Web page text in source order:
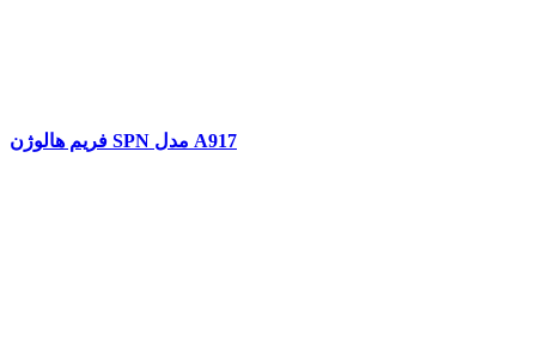
فریم هالوژن SPN مدل A917